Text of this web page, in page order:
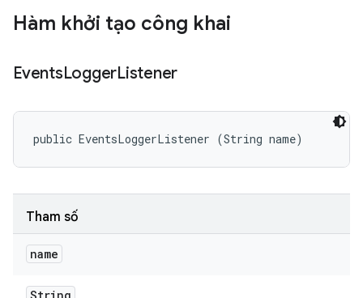
Hàm khởi tạo công khai
EventsLoggerListener
public EventsLoggerListener (String name)
Tham số
name